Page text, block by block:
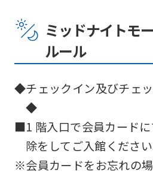
ミッドナイトモ
ルール
◆チェックイン及びチェ
◆
■1 階入口で会員カード
除をしてご入館ください
※会員カードをお忘れの